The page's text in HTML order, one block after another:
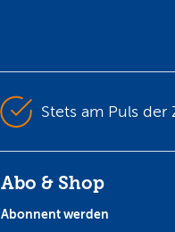
Stets am Puls der
Abo & Shop
Abonnent werden